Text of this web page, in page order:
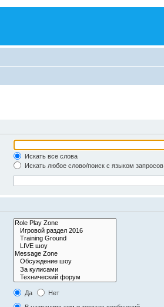
Искать все слова
Искать любое слово/поиск с языком запросов
Да
Нет